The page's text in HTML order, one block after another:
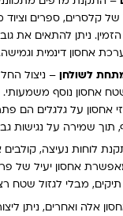
קלסרים, ספרים וציוד
ניתן להתאים את
אחסון דינמית
לשולחן – ניצול
אחסון נוסף משמעותי.
אחסון על גלגלים הם
תוך שמירה על נגישות
לוחות נעיצה,
אחסון יעיל של
מבלי לגזול שטח
אלה ואחרים, ניתן